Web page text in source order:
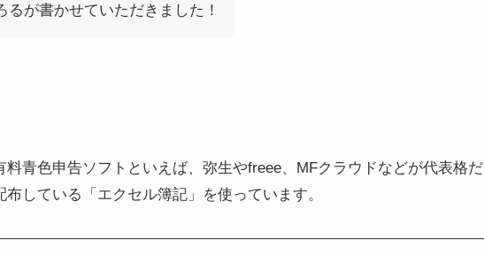
るが書かせていただきました！
青色申告ソフトといえば、弥生やfreee、MFクラウドなどが代表格だ
している「エクセル簿記」を使っています。